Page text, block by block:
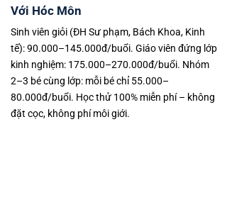
Với Hóc Môn
Sinh viên giỏi (ĐH Sư phạm, Bách Khoa, Kinh
tế): 90.000–145.000đ/buổi. Giáo viên đứng lớp
kinh nghiệm: 175.000–270.000đ/buổi. Nhóm
2–3 bé cùng lớp: mỗi bé chỉ 55.000–
80.000đ/buổi. Học thử 100% miễn phí – không
đặt cọc, không phí môi giới.